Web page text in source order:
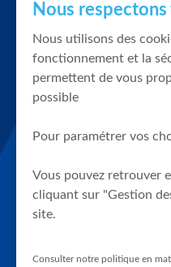
Nous
Nous utilisons des
fonctionnement et la
permettent de vous
possible
Pour paramétrer vos
Vous pouvez retrouver
cliquant sur "Gestion
site.
Consulter notre politique en